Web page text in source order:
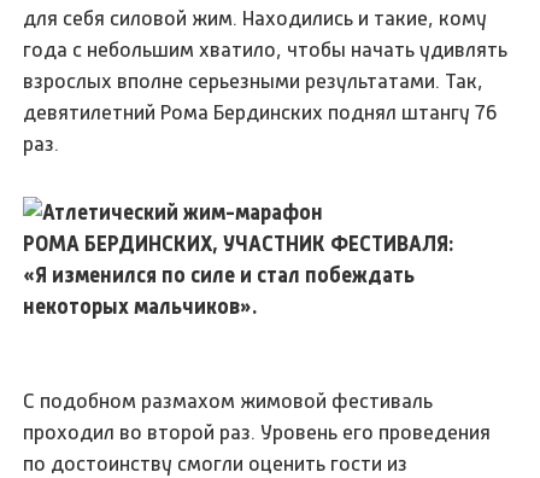
для себя силовой жим. Находились и такие, кому
года с небольшим хватило, чтобы начать удивлять
взрослых вполне серьезными результатами. Так,
девятилетний Рома Бердинских поднял штангу 76
раз.
РОМА БЕРДИНСКИХ, УЧАСТНИК ФЕСТИВАЛЯ:
«Я изменился по силе и стал побеждать
некоторых мальчиков».
С подобном размахом жимовой фестиваль
проходил во второй раз. Уровень его проведения
по достоинству смогли оценить гости из